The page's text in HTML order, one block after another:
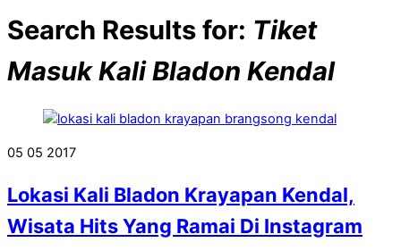
Search Results for: Tiket
Masuk Kali Bladon Kendal
05 05 2017
Lokasi Kali Bladon Krayapan Kendal,
Wisata Hits Yang Ramai Di Instagram